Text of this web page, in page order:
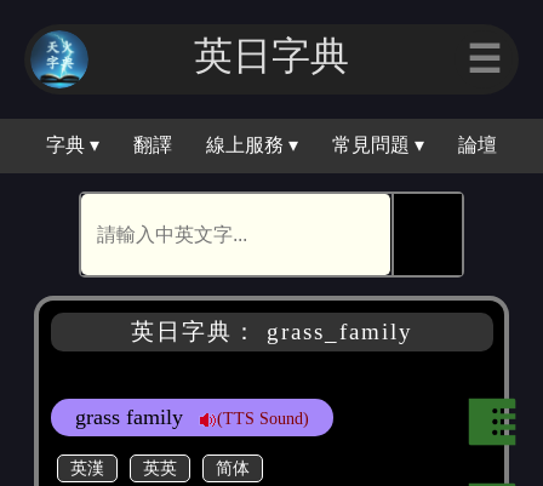
英日字典 ☰
字典 ▾ 翻譯 線上服務 ▾ 常見問題 ▾ 論壇
英日字典： grass_family
grass family (TTS Sound)
英漢 英英 简体